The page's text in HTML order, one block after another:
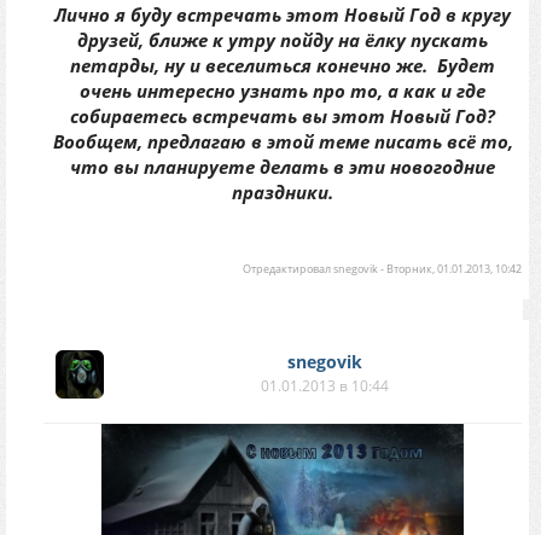
Лично я буду встречать этот Новый Год в кругу
друзей, ближе к утру пойду на ёлку пускать
петарды, ну и веселиться конечно же. Будет
очень интересно узнать про то, а как и где
собираетесь встречать вы этот Новый Год?
Вообщем, предлагаю в этой теме писать всё то,
что вы планируете делать в эти новогодние
праздники.
Отредактировалsnegovik- Вторник, 01.01.2013, 10:42
snegovik
01.01.2013 в 10:44